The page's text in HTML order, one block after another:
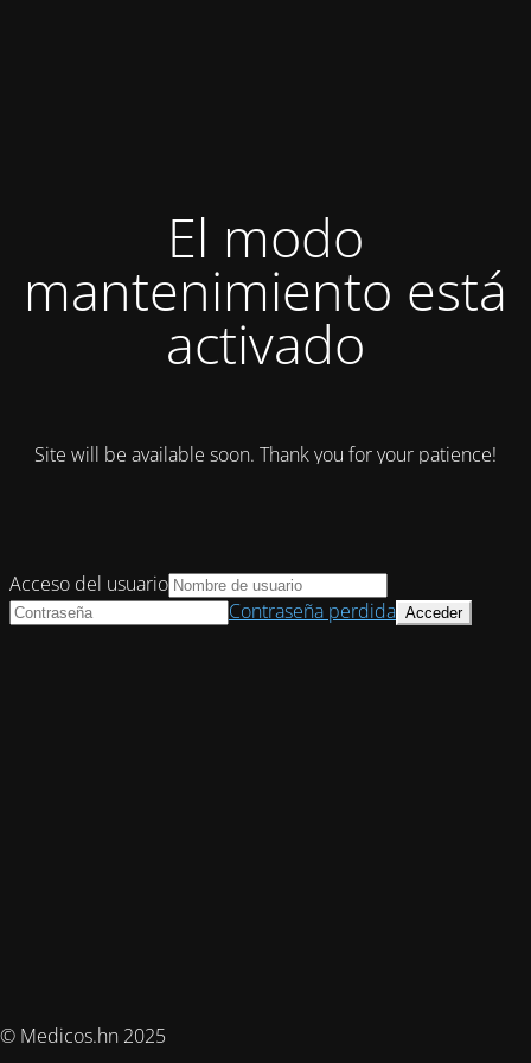
El modo
mantenimiento está
activado
Site will be available soon. Thank you for your patience!
© Medicos.hn 2025
Acceso del usuario
Contraseña perdida